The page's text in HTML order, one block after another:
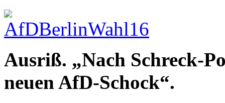
Ausriß. „Nach Schreck-
neuen AfD-Schock“.